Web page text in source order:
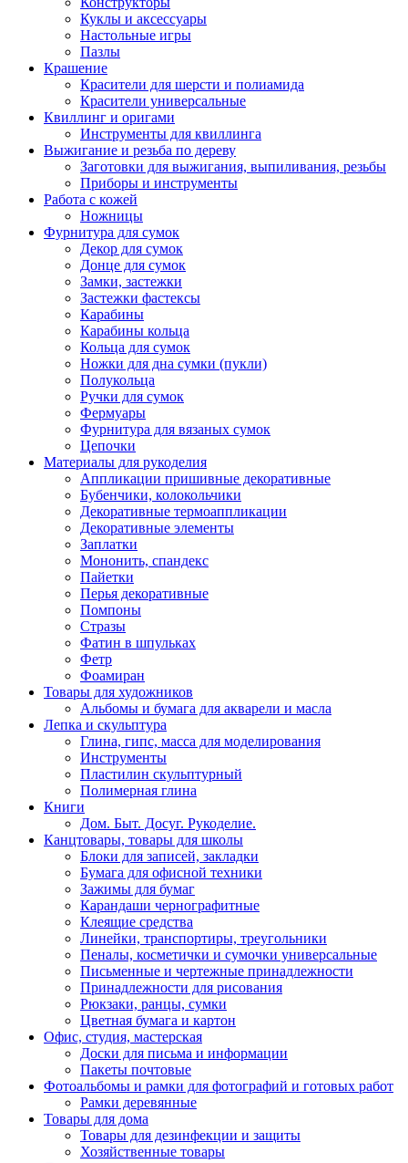
Куклы и аксессуары
Настольные игры
Пазлы
Крашение
Красители для шерсти и полиамида
Красители универсальные
Квиллинг и оригами
Инструменты для квиллинга
Выжигание и резьба по дереву
Заготовки для выжигания, выпиливания, резьбы
Приборы и инструменты
Работа с кожей
Ножницы
Фурнитура для сумок
Декор для сумок
Донце для сумок
Замки, застежки
Застежки фастексы
Карабины
Карабины кольца
Кольца для сумок
Ножки для дна сумки (пукли)
Полукольца
Ручки для сумок
Фермуары
Фурнитура для вязаных сумок
Цепочки
Материалы для рукоделия
Аппликации пришивные декоративные
Бубенчики, колокольчики
Декоративные термоаппликации
Декоративные элементы
Заплатки
Мононить, спандекс
Пайетки
Перья декоративные
Помпоны
Стразы
Фатин в шпульках
Фетр
Фоамиран
Товары для художников
Альбомы и бумага для акварели и масла
Лепка и скульптура
Глина, гипс, масса для моделирования
Инструменты
Пластилин скульптурный
Полимерная глина
Книги
Дом. Быт. Досуг. Рукоделие.
Канцтовары, товары для школы
Блоки для записей, закладки
Бумага для офисной техники
Зажимы для бумаг
Карандаши чернографитные
Клеящие средства
Линейки, транспортиры, треугольники
Пеналы, косметички и сумочки универсальные
Письменные и чертежные принадлежности
Принадлежности для рисования
Рюкзаки, ранцы, сумки
Цветная бумага и картон
Офис, студия, мастерская
Доски для письма и информации
Пакеты почтовые
Фотоальбомы и рамки для фотографий и готовых работ
Рамки деревянные
Товары для дома
Товары для дезинфекции и защиты
Хозяйственные товары